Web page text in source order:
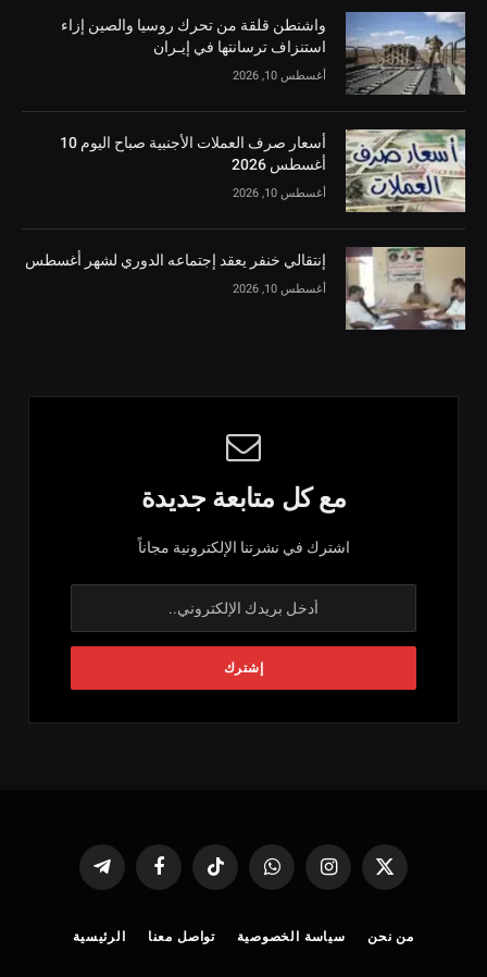
واشنطن قلقة من تحرك روسيا والصين إزاء
استنزاف ترسانتها في إيـران
أغسطس 10, 2026
أسعار صرف العملات الأجنبية صباح اليوم 10
أغسطس 2026
أغسطس 10, 2026
إنتقالي خنفر يعقد إجتماعه الدوري لشهر أغسطس
أغسطس 10, 2026
مع كل متابعة جديدة
اشترك في نشرتنا الإلكترونية مجاناً
X
الانستغرامواتساب تيكتوك فيسبوك تيلقرام
من نحن سياسة الخصوصية تواصل معنا الرئيسية